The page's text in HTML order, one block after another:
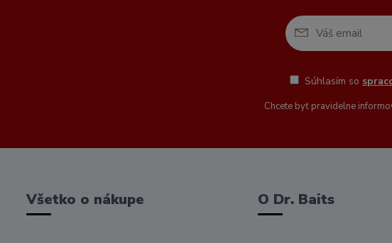
Súhlasím so
Chcete byť pravidelne
Všetko o nákupe O Dr. Baits